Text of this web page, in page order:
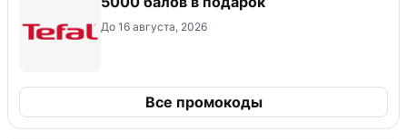
До 16 августа, 2026
Все промокоды